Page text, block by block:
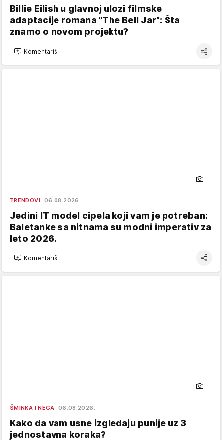
Billie Eilish u glavnoj ulozi filmske
adaptacije romana "The Bell Jar": Šta
znamo o novom projektu?
Komentariši
TRENDOVI 06.08.2026.
Jedini IT model cipela koji vam je potreban:
Baletanke sa nitnama su modni imperativ za
leto 2026.
Komentariši
ŠMINKA I NEGA 06.08.2026.
Kako da vam usne izgledaju punije uz 3
jednostavna koraka?